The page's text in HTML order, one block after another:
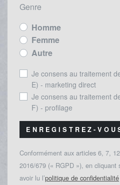
Genre
Homme
Femme
Autre
Je consens au traitement
E) - marketing direct
Je consens au traitement
F) - profilage
ENREGISTREZ-
Conformément aux articles 6, 7,
2016/679 (« RGPD »), en cliquant
avoir lu l’politique de confidentialité